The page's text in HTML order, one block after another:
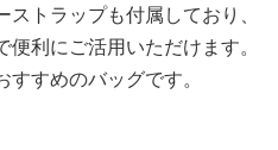
トラップも付属しており、
利にご活用いただけます。
すめのバッグです。